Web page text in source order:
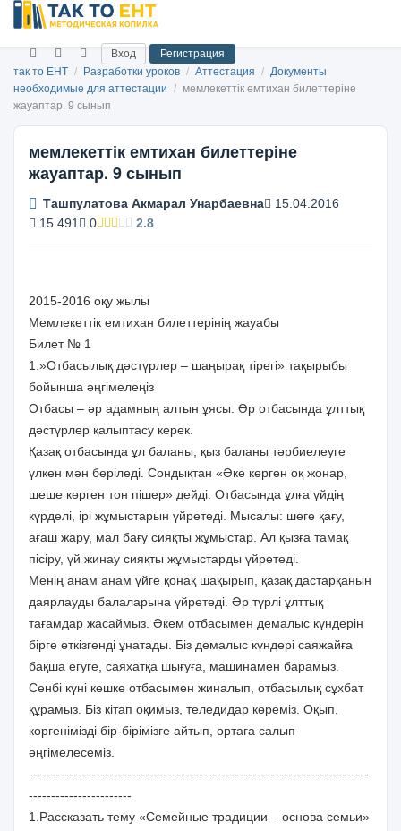
Вход
Регистрация
так то ЕНТ / Разработки уроков / Аттестация / Документы
необходимые для аттестации / мемлекеттік емтихан билеттеріне
жауаптар. 9 сынып
мемлекеттік емтихан билеттеріне
жауаптар. 9 сынып
Ташпулатова Акмарал Унарбаевна
15.04.2016
15 491
0 2.8
2015-2016 оқу жылы
Мемлекеттік емтихан билеттерінің жауабы
Билет № 1
1.»Отбасылық дәстүрлер – шаңырақ тірегі» тақырыбы
бойынша әңгімелеңіз
Отбасы – әр адамның алтын ұясы. Әр отбасында ұлттық
дәстүрлер қалыптасу керек.
Қазақ отбасында ұл баланы, қыз баланы тәрбиелеуге
үлкен мән беріледі. Сондықтан «Әке көрген оқ жонар,
шеше көрген тон пішер» дейді. Отбасында ұлға үйдің
күрделі, ірі жұмыстарын үйретеді. Мысалы: шеге қағу,
ағаш жару, мал бағу сияқты жұмыстар. Ал қызға тамақ
пісіру, үй жинау сияқты жұмыстарды үйретеді.
Менің анам анам үйге қонақ шақырып, қазақ дастарқанын
даярлауды балаларына үйретеді. Әр түрлі ұлттық
тағамдар жасаймыз. Әкем отбасымен демалыс күндерін
бірге өткізгенді ұнатады. Біз демалыс күндері саяжайға
бақша егуге, саяхатқа шығуға, машинамен барамыз.
Сенбі күні кешке отбасымен жиналып, отбасылық сұхбат
құрамыз. Біз кітап оқимыз, теледидар көреміз. Оқып,
көргенімізді бір-бірімізге айтып, ортаға салып
әңгімелесеміз.
----------------------------------------------------------------------------
-----------------------
1.Рассказать тему «Семейные традиции – основа семьи»